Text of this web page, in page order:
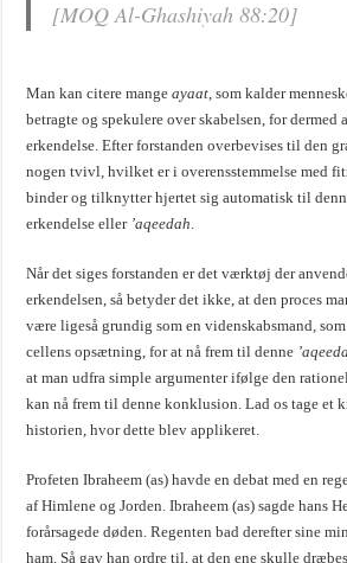
[MOQ Al-Ghashiyah 88:20]
Man kan citere mangeayaat, som kalder
betragte og spekulere over skabelsen, for dermed
erkendelse. Efter forstanden overbevises til den
nogen tvivl, hvilket er i overensstemmelse med
binder og tilknytter hjertet sig automatisk til
erkendelse eller ’aqeedah.
Når det siges forstanden er det værktøj der
erkendelsen, så betyder det ikke, at den proces
være ligeså grundig som en videnskabsmand,
cellens opsætning, for at nå frem til denne
at man udfra simple argumenter ifølge den
kan nå frem til denne konklusion. Lad os tage
historien, hvor dette blev applikeret.
Profeten Ibraheem (as) havde en debat med en
af Himlene og Jorden. Ibraheem (as) sagde hans
forårsagede døden. Regenten bad derefter sine
ham. Så gav han ordre til, at den ene skulle